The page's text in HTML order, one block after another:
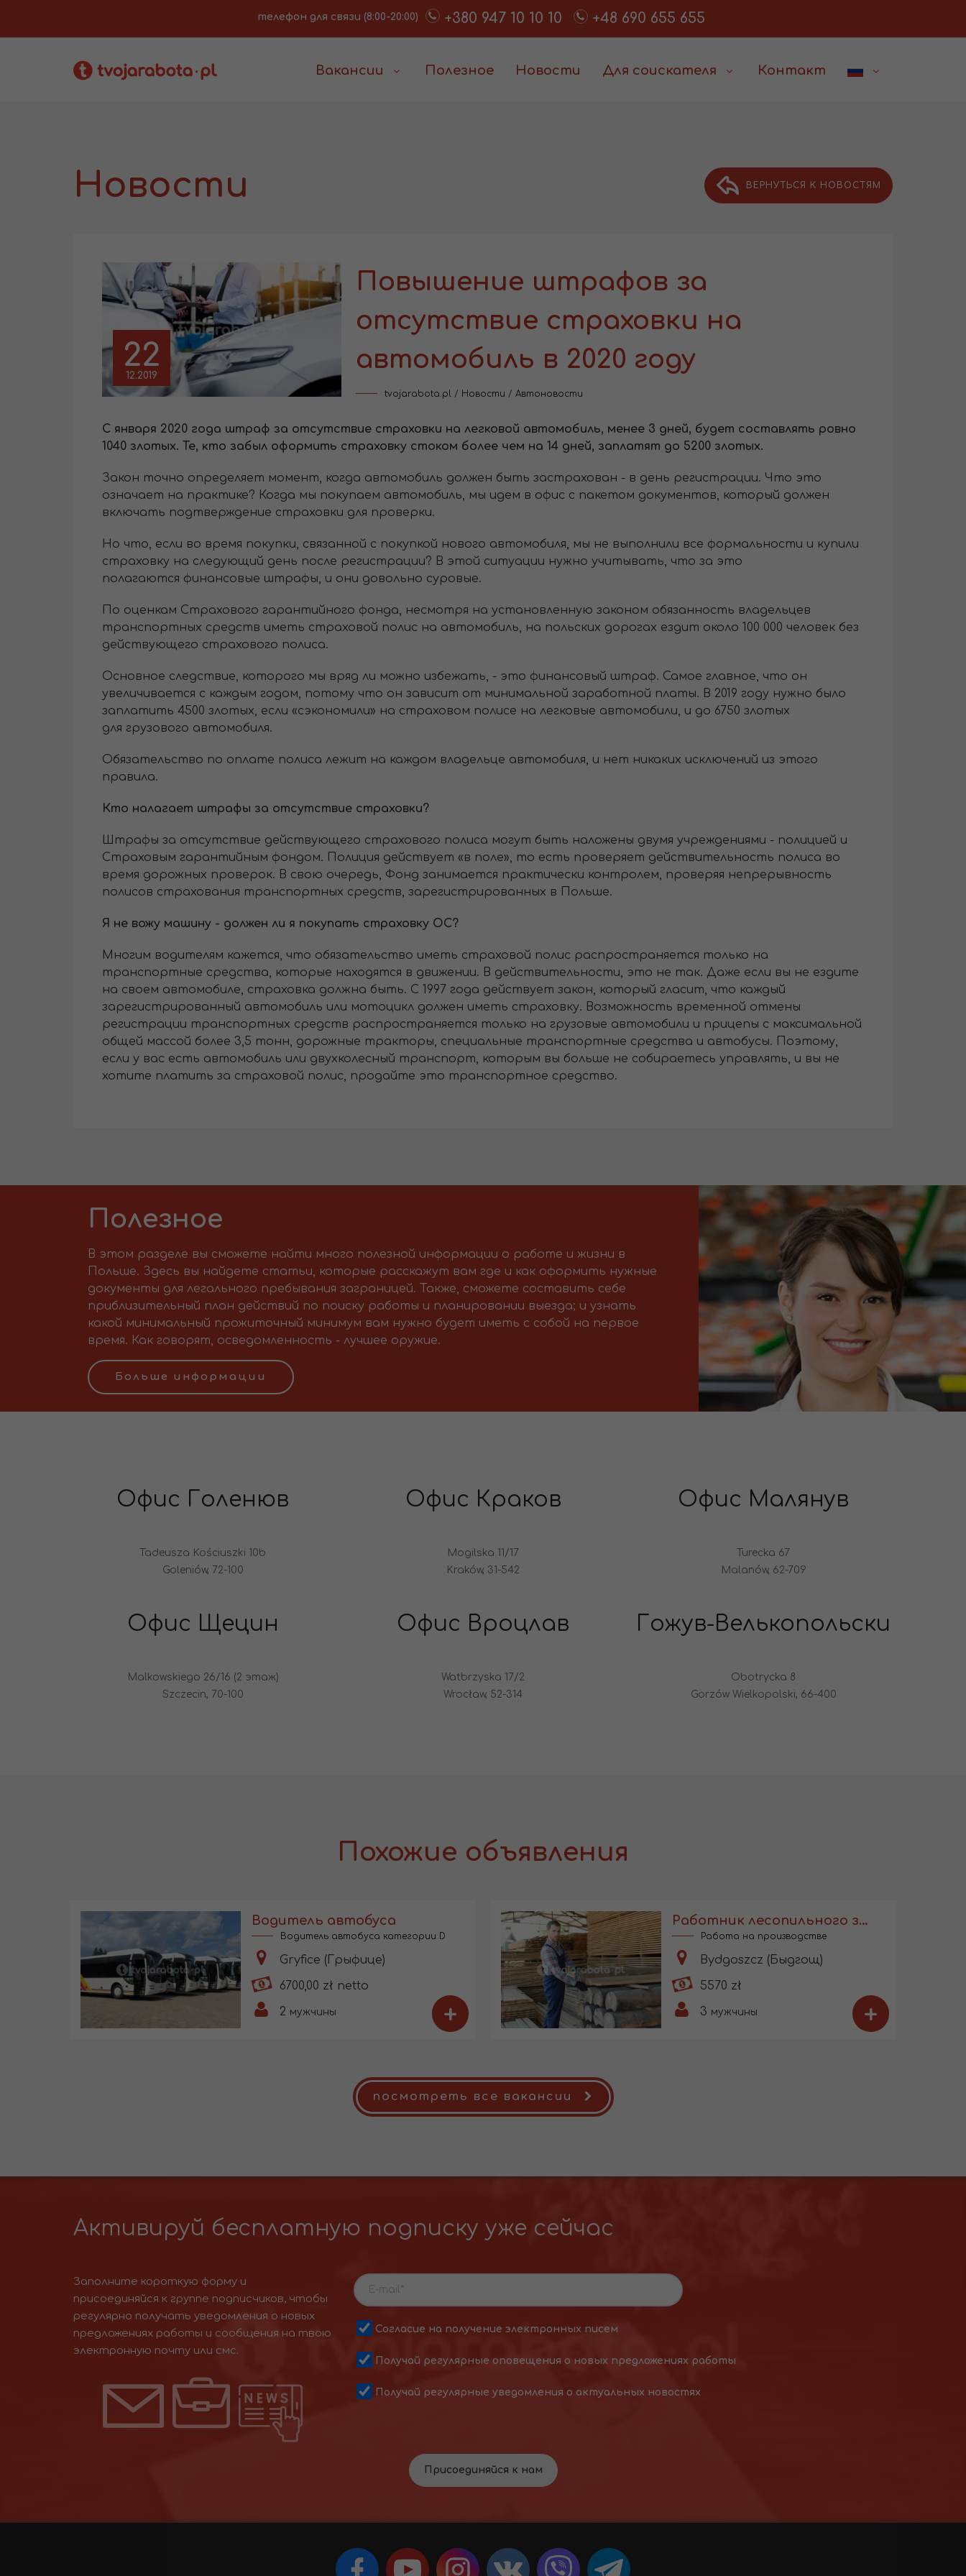
телефон для связи (8:00-20:00) +380 947 10 10 10 +48 690 655 655
Вакансии Полезное Новости Для соискателя Контакт
ВЕРНУТЬСЯ К НОВОСТЯМ
Новости
22
12.2019
Повышение штрафов за
отсутствие страховки на
автомобиль в 2020 году
tvojarabota.pl / Новости /Автоновости
С января 2020 года штраф за отсутствие страховки на легковой автомобиль, менее 3 дней, будет составлять ровно
1040 злотых. Те, кто забыл оформить страховку стоком более чем на 14 дней, заплатят до 5200 злотых.
Закон точно определяет момент, когда автомобиль должен быть застрахован - в день регистрации. Что это
означает на практике? Когда мы покупаем автомобиль, мы идем в офис с пакетом документов, который должен
включать подтверждение страховки для проверки.
Но что, если во время покупки, связанной с покупкой нового автомобиля, мы не выполнили все формальности и купили
страховку на следующий день после регистрации? В этой ситуации нужно учитывать, что за это
полагаются финансовые штрафы, и они довольно суровые.
По оценкам Страхового гарантийного фонда, несмотря на установленную законом обязанность владельцев
транспортных средств иметь страховой полис на автомобиль, на польских дорогах ездит около 100 000 человек без
действующего страхового полиса.
Основное следствие, которого мы вряд ли можно избежать, - это финансовый штраф. Самое главное, что он
увеличивается с каждым годом, потому что он зависит от минимальной заработной платы. В 2019 году нужно было
заплатить 4500 злотых, если «сэкономили» на страховом полисе на легковые автомобили, и до 6750 злотых
для грузового автомобиля.
Обязательство по оплате полиса лежит на каждом владельце автомобиля, и нет никаких исключений из этого
правила.
Кто налагает штрафы за отсутствие страховки?
Штрафы за отсутствие действующего страхового полиса могут быть наложены двумя учреждениями - полицией и
Страховым гарантийным фондом. Полиция действует «в поле», то есть проверяет действительность полиса во
время дорожных проверок. В свою очередь, Фонд занимается практически контролем, проверяя непрерывность
полисов страхования транспортных средств, зарегистрированных в Польше.
Я не вожу машину - должен ли я покупать страховку OC?
Многим водителям кажется, что обязательство иметь страховой полис распространяется только на
транспортные средства, которые находятся в движении. В действительности, это не так. Даже если вы не ездите
на своем автомобиле, страховка должна быть. С 1997 года действует закон, который гласит, что каждый
зарегистрированный автомобиль или мотоцикл должен иметь страховку. Возможность временной отмены
регистрации транспортных средств распространяется только на грузовые автомобили и прицепы с максимальной
общей массой более 3,5 тонн, дорожные тракторы, специальные транспортные средства и автобусы. Поэтому,
если у вас есть автомобиль или двухколесный транспорт, которым вы больше не собираетесь управлять, и вы не
хотите платить за страховой полис, продайте это транспортное средство.
Полезное
В этом разделе вы сможете найти много полезной информации о работе и жизни в
Польше. Здесь вы найдете статьи, которые расскажут вам где и как оформить нужные
документы для легального пребывания заграницей. Также, сможете составить себе
приблизительный план действий по поиску работы и планировании выезда; и узнать
какой минимальный прожиточный минимум вам нужно будет иметь с собой на первое
время. Как говорят, осведомленность - лучшее оружие.
Больше информации
Офис Голенюв
Tadeusza Kościuszki 10b
Goleniów, 72-100
Офис Краков
Mogilska 11/17
Kraków, 31-542
Офис Малянув
Turecka 67
Malanów, 62-709
Офис Щецин
Malkowskiego 26/16 (2 этаж)
Szczecin, 70-100
Офис Вроцлав
Watbrzyska 17/2
Wrocław, 52-314
Гожув-Велькопольски
Obotrycka 8
Gorzów Wielkopolski, 66-400
Похожие объявления
Водитель автобуса
Водитель автобуса категории D
Gryfice (Грыфице)
6700,00 zł netto
2 мужчины +
Работник лесопильного завода
Работа на производстве
Bydgoszcz (Быдгощ)
5570 zł
3 мужчины +
посмотреть все вакансии
Активируй бесплатную подписку уже сейчас
Заполните короткую форму и
присоединяйся к группе подписчиков, чтобы
регулярно получать уведомления о новых
предложениях работы и сообщения на твою
электронную почту или смс.
Согласие на получение электронных писем
Получай регулярные оповещения о новых предложениях работы
Получай регулярные уведомления о актуальных новостях
Присоединяйся к нам